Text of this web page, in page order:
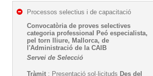
Processos selectius i de capacitació
Convocatòria de proves selectives
categoria professional Peó especialista,
pel torn lliure, Mallorca, de
l'Administració de la CAIB
Servei de Selecció
Tràmit : Presentació sol·licituds Des del